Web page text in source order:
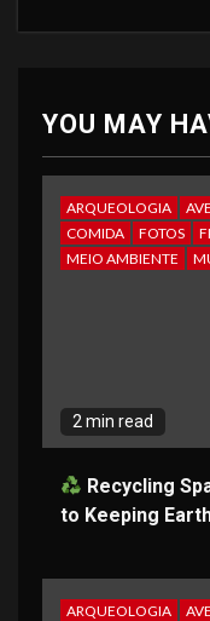
YOU MAY
ARQUEOLOGIA
COMIDA
FOTOS
MEIO AMBIENTE
2 min read
Recycling
to Keeping
ARQUEOLOGIA